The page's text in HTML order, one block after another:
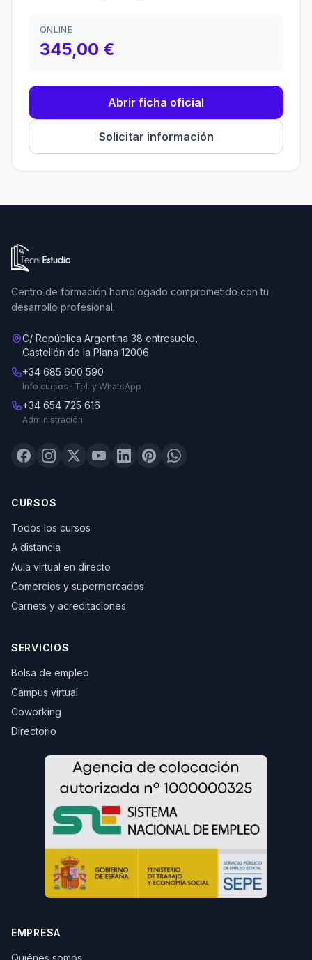
ONLINE
345,00 €
Abrir ficha oficial
Solicitar información
Ir a la página de inicio de Tecni Estudio
Centro de formación homologado comprometido con tu
desarrollo profesional.
C/ República Argentina 38 entresuelo,
Castellón de la Plana 12006
+34 685 600 590
Info cursos · Tel. y WhatsApp
+34 654 725 616
Administración
CURSOS
Todos los cursos
A distancia
Aula virtual en directo
Comercios y supermercados
Carnets y acreditaciones
SERVICIOS
Bolsa de empleo
Campus virtual
Coworking
Directorio
EMPRESA